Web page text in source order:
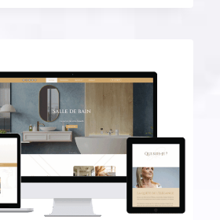
PREMIÈRE
ENCOURAGEANTE
!